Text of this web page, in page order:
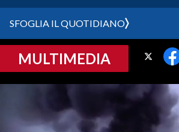
CRONACA SARDEGNA
SULCIS IGLESIENTE
SFOGLIA IL QUOTIDIANO
MULTIMEDIA